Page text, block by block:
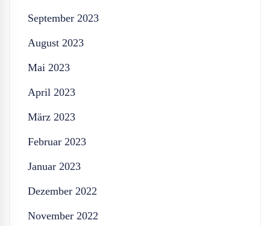
September 2023
August 2023
Mai 2023
April 2023
März 2023
Februar 2023
Januar 2023
Dezember 2022
November 2022